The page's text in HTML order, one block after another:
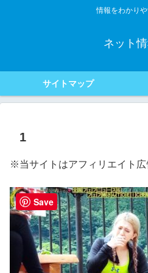
情報をわかり
ネット
サイトマップ
1
※当サイトはアフィリエイト
Save